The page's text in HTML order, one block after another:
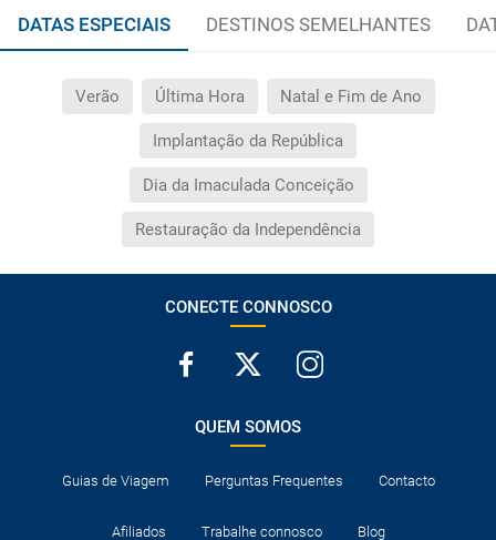
DATAS ESPECIAIS DESTINOS SEMELHANTES
Verão Última Hora Natal e Fim de Ano
Implantação da República
Dia da Imaculada Conceição
Restauração da Independência
CONECTE CONNOSCO
QUEM SOMOS
Guias de Viagem Perguntas Frequentes Contacto
Afiliados Trabalhe connosco Blog